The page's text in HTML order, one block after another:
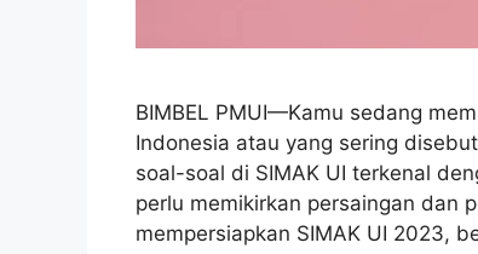
BIMBEL PMUI—Kamu sedang
Indonesia atau yang sering
soal-soal di SIMAK UI terkenal
perlu memikirkan persaingan dan
mempersiapkan SIMAK UI 2023,